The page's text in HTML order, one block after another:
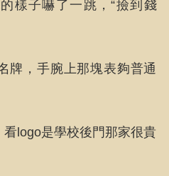
樣子嚇了一跳，“撿到錢
牌，手腕上那塊表夠普通
logo是學校後門那家很貴